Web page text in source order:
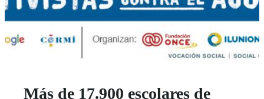
Más de 17.900 escolares de